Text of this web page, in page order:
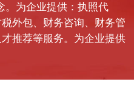
。为企业提供：执照代
外包、财务咨询、财务管
推荐等服务。为企业提供